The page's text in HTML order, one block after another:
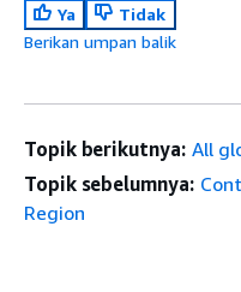
Ya
Tidak
Berikan umpan balik
Topik berikutnya: All
Topik sebelumnya:
Region